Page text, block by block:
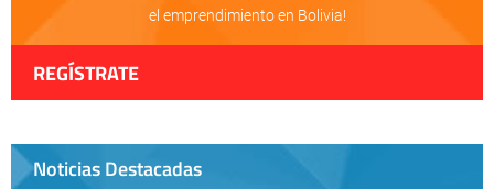
el emprendimiento en Bolivia!
REGÍSTRATE
Noticias Destacadas